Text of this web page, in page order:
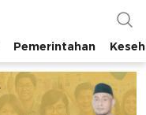
Pemerintahan